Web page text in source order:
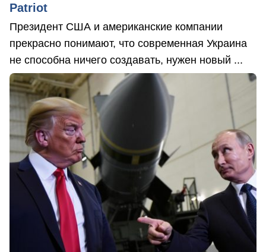
Patriot
Президент США и американские компании
прекрасно понимают, что современная Украина
не способна ничего создавать, нужен новый ...